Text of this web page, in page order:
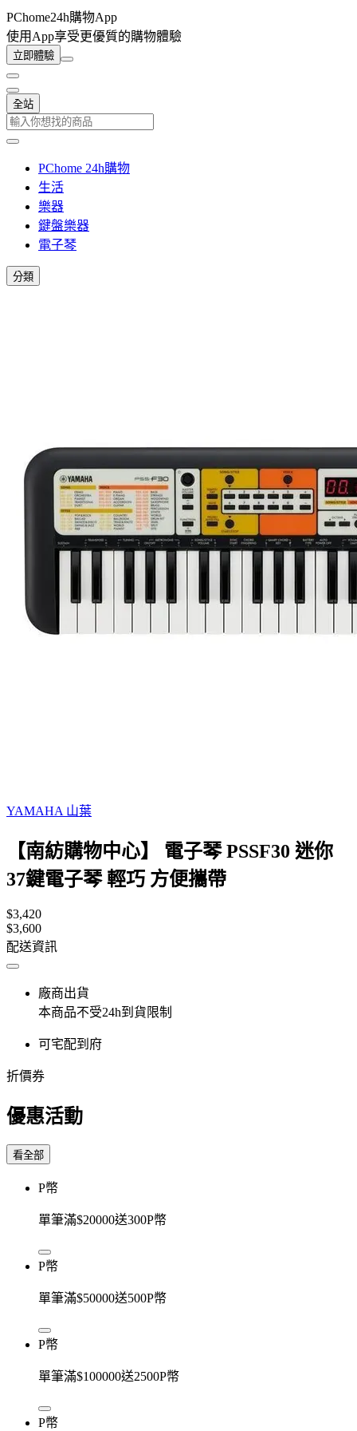
PChome24h購物App
使用App享受更優質的購物體驗
立即體驗
全站
PChome 24h購物
生活
樂器
鍵盤樂器
電子琴
分類
YAMAHA 山葉
【南紡購物中心】 電子琴 PSSF30 迷你
37鍵電子琴 輕巧 方便攜帶
$3,420
$3,600
配送資訊
廠商出貨
本商品不受24h到貨限制
可宅配到府
折價券
優惠活動
看全部
P幣
單筆滿$20000送300P幣
P幣
單筆滿$50000送500P幣
P幣
單筆滿$100000送2500P幣
P幣